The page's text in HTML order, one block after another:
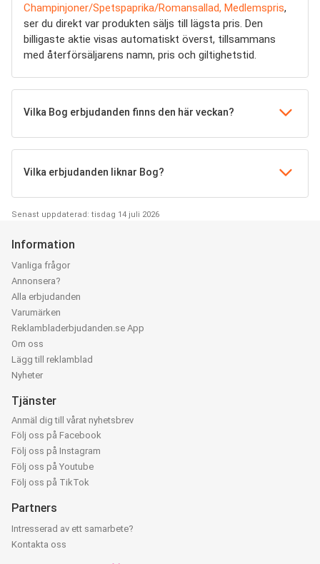
Champinjoner/Spetspaprika/Romansallad, Medlemspris,
ser du direkt var produkten säljs till lägsta pris. Den
billigaste aktie visas automatiskt överst, tillsammans
med återförsäljarens namn, pris och giltighetstid.
Vilka Bog erbjudanden finns den här veckan?
Vilka erbjudanden liknar Bog?
Senast uppdaterad: tisdag 14 juli 2026
Information
Vanliga frågor
Annonsera?
Alla erbjudanden
Varumärken
Reklambladerbjudanden.se App
Om oss
Lägg till reklamblad
Nyheter
Tjänster
Anmäl dig till vårat nyhetsbrev
Följ oss på Facebook
Följ oss på Instagram
Följ oss på Youtube
Följ oss på TikTok
Partners
Intresserad av ett samarbete?
Kontakta oss